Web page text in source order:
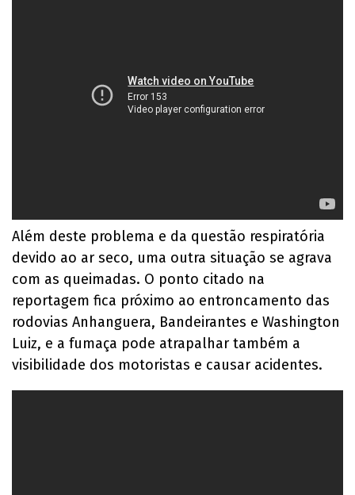
Além deste problema e da questão respiratória
devido ao ar seco, uma outra situação se agrava
com as queimadas. O ponto citado na
reportagem fica próximo ao entroncamento das
rodovias Anhanguera, Bandeirantes e Washington
Luiz, e a fumaça pode atrapalhar também a
visibilidade dos motoristas e causar acidentes.